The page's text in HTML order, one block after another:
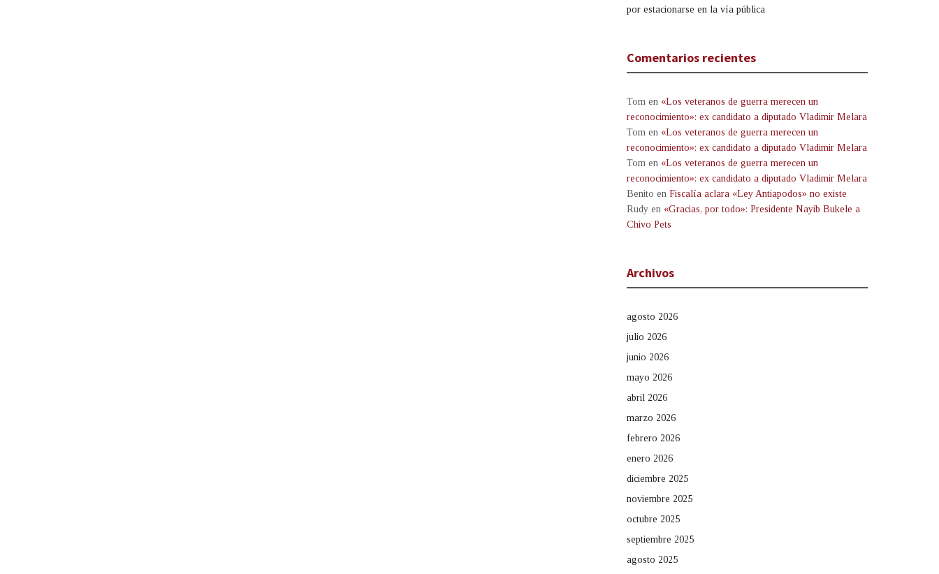
por estacionarse en la vía pública
Comentarios recientes
Tom en «Los veteranos de guerra merecen un
reconocimiento»: ex candidato a diputado Vladimir Melara
Tom en «Los veteranos de guerra merecen un
reconocimiento»: ex candidato a diputado Vladimir Melara
Tom en «Los veteranos de guerra merecen un
reconocimiento»: ex candidato a diputado Vladimir Melara
Benito en Fiscalía aclara «Ley Antiapodos» no existe
Rudy en «Gracias, por todo»: Presidente Nayib Bukele a
Chivo Pets
Archivos
agosto 2026
julio 2026
junio 2026
mayo 2026
abril 2026
marzo 2026
febrero 2026
enero 2026
diciembre 2025
noviembre 2025
octubre 2025
septiembre 2025
agosto 2025